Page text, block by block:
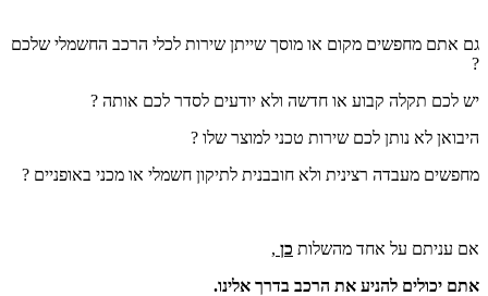
גם אתם מחפשים מקום או מוסך שייתן שירות לכלי הרכב החשמלי שלכם
?
יש לכם תקלה קבוע או חדשה ולא יודעים לסדר לכם אותה ?
היבואן לא נותן לכם שירות טכני למוצר שלו ?
מחפשים מעבדה רצינית ולא חובבנית לתיקון חשמלי או מכני באופניים ?
אם עניתם על אחד מהשלות כן ,
אתם יכולים להניע את הרכב בדרך אלינו.